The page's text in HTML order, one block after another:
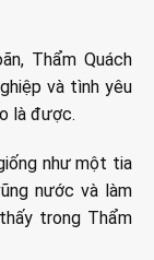
Thẩm Quách
và tình yêu
là được.
như một tia
nước và làm
trong Thẩm